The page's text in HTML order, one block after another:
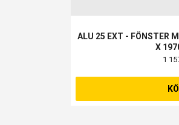
ALU 25 EXT - FÖNSTER
X
1